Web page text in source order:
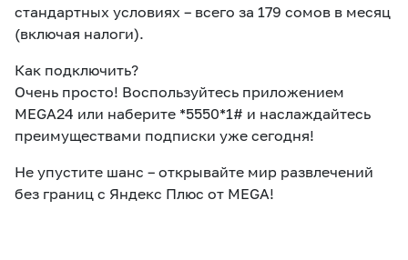
стандартных условиях – всего за 179 сомов в месяц
(включая налоги).
Как подключить?
Очень просто! Воспользуйтесь приложением
MEGA24 или наберите *5550*1# и наслаждайтесь
преимуществами подписки уже сегодня!
Не упустите шанс – открывайте мир развлечений
без границ с Яндекс Плюс от MEGA!